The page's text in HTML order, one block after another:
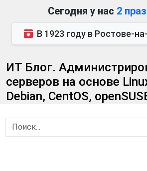
Сегодня у нас 2
В 1923 году в Ростове-на-Дону родился Виктор Михайлович Глушков. Под
ИТ Блог.
серверов на основе
Debian, CentOS,